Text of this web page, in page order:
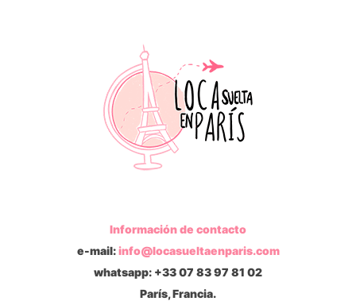
Información de contacto
e-mail:info@locasueltaenparis.com
whatsapp: +33 07 83 97 81 02
París, Francia.